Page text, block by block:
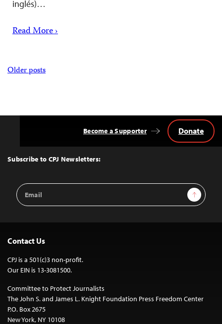
inglés)…
Read More ›
Posts
Older posts
Top
Subscribe to CPJ Newsletters:
Email
Address
Sign Up
Become a Supporter Donate
Contact Us
CPJ is a 501(c)3 non-profit.
Our EIN is 13-3081500.
Committee to Protect Journalists
The John S. and James L. Knight Foundation Press Freedom Center
P.O. Box 2675
New York, NY 10108